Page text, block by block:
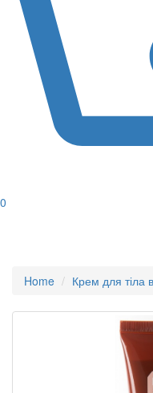
0
Home Крем для тіла